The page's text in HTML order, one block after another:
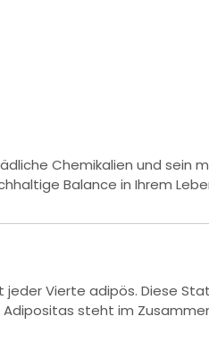
Chemikalien und sein
Balance in Ihrem
Vierte adipös. Diese
steht im